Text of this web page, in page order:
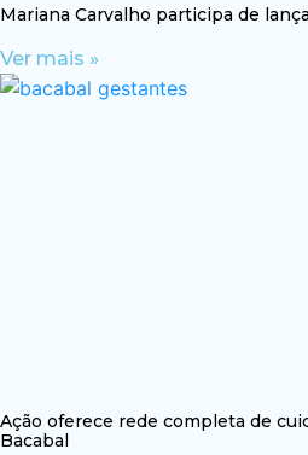
Mariana Carvalho participa de
Ver mais »
Ação oferece rede completa de
Bacabal